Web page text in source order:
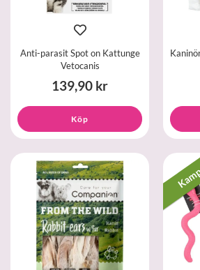
Anti-parasit Spot on Kattunge
Vetocanis
139,90 kr
Köp